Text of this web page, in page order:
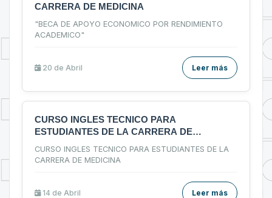
CARRERA DE MEDICINA
"BECA DE APOYO ECONOMICO POR RENDIMIENTO
ACADEMICO"
20 de Abril Leer más
CURSO INGLES TECNICO PARA
ESTUDIANTES DE LA CARRERA DE
CURSO INGLES TECNICO PARA ESTUDIANTES DE LA
CARRERA DE MEDICINA
14 de Abril Leer más